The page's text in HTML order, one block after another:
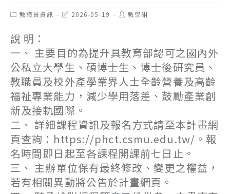
Post教職員資訊
Post2026-05-19
Post教學組
說 明：
一、 主要目的為提升具教育部認可之國內外
公私立大學生、碩博士生、博士後研究員、
教職員及校外產學業界人士全齡營養及高齡
福祉專業能力，減少學用落差、鼓勵產業創
新及接軌國際。
二、 詳細課程資訊及報名方式請至本計畫網
頁查詢：https://phct.csmu.edu.tw/。報
名時間即日起至各課程開課前七日止。
三、 主辦單位保有最終修改、變更之權益，
若有相關異動將公告於計畫網頁。